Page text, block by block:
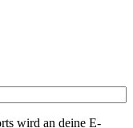
wird an deine E-